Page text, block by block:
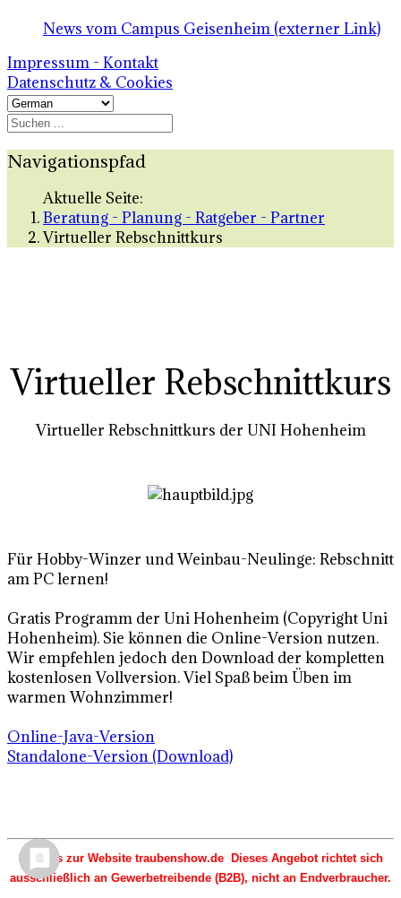
News vom Campus Geisenheim (externer Link)
Impressum - Kontakt
Datenschutz & Cookies
Navigationspfad
Aktuelle Seite:
Beratung - Planung - Ratgeber - Partner
Virtueller Rebschnittkurs
Virtueller Rebschnittkurs
Virtueller Rebschnittkurs der UNI Hohenheim
Für Hobby-Winzer und Weinbau-Neulinge: Rebschnitt
am PC lernen!
Gratis Programm der Uni Hohenheim (Copyright Uni
Hohenheim). Sie können die Online-Version nutzen.
Wir empfehlen jedoch den Download der kompletten
kostenlosen Vollversion. Viel Spaß beim Üben im
warmen Wohnzimmer!
Online-Java-Version
Standalone-Version (Download)
Hinweis zur Website traubenshow.de Dieses Angebot richtet sich
ausschließlich an Gewerbetreibende (B2B), nicht an Endverbraucher.